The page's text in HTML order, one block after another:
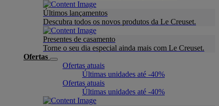
Últimos lançamentos
Descubra todos os novos produtos da Le Creuset.
Presentes de casamento
Torne o seu dia especial ainda mais com Le Creuset.
Ofertas
Ofertas atuais
Últimas unidades até -40%
Ofertas atuais
Últimas unidades até -40%